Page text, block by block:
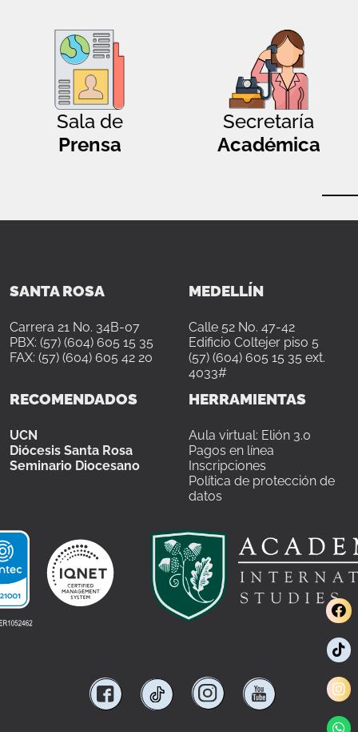
Sala de
Prensa
Secretaría
Académica
SANTA ROSA
Carrera 21 No. 34B-07
PBX: (57) (604) 605 15 35
FAX: (57) (604) 605 42 20
MEDELLÍN
Calle 52 No. 47-42
Edificio Coltejer piso 5
(57) (604) 605 15 35 ext.
4033#
RECOMENDADOS
UCN
Diócesis Santa Rosa
Seminario Diocesano
HERRAMIENTAS
Aula virtual: Elión 3.0
Pagos en línea
Inscripciones
Política de protección de
datos